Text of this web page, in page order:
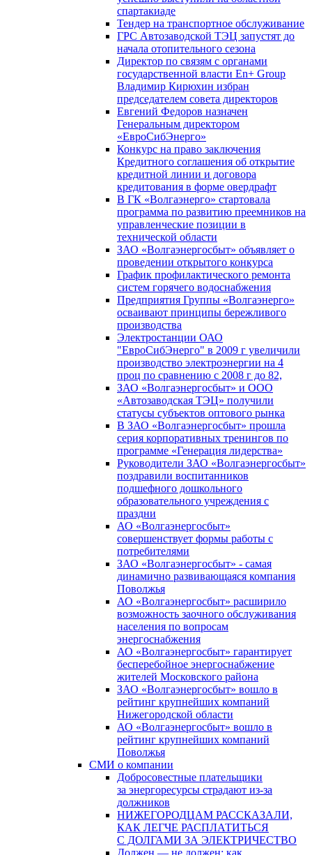
спартакиаде
Тендер на транспортное обслуживание
ГРС Автозаводской ТЭЦ запустят до
начала отопительного сезона
Директор по связям с органами
государственной власти En+ Group
Владимир Кирюхин избран
председателем совета директоров
Евгений Федоров назначен
Генеральным директором
«ЕвроСибЭнерго»
Конкурс на право заключения
Кредитного соглашения об открытие
кредитной линии и договора
кредитования в форме овердрафт
В ГК «Волгаэнерго» стартовала
программа по развитию преемников на
управленческие позиции в
технической области
ЗАО «Волгаэнергосбыт» объявляет о
проведении открытого конкурса
График профилактического ремонта
систем горячего водоснабжения
Предприятия Группы «Волгаэнерго»
осваивают принципы бережливого
производства
Электростанции ОАО
"ЕвроСибЭнерго" в 2009 г увеличили
производство электроэнергии на 4
проц по сравнению с 2008 г до 82,
ЗАО «Волгаэнергосбыт» и ООО
«Автозаводская ТЭЦ» получили
статусы субъектов оптового рынка
В ЗАО «Волгаэнергосбыт» прошла
серия корпоративных тренингов по
программе «Генерация лидерства»
Руководители ЗАО «Волгаэнергосбыт»
поздравили воспитанников
подшефного дошкольного
образовательного учреждения с
праздни
АО «Волгаэнергосбыт»
совершенствует формы работы с
потребителями
ЗАО «Волгаэнергосбыт» - самая
динамично развивающаяся компания
Поволжья
АО «Волгаэнергосбыт» расширило
возможность заочного обслуживания
населения по вопросам
энергоснабжения
АО «Волгаэнергосбыт» гарантирует
бесперебойное энергоснабжение
жителей Московского района
ЗАО «Волгаэнергосбыт» вошло в
рейтинг крупнейших компаний
Нижегородской области
АО «Волгаэнергосбыт» вошло в
рейтинг крупнейших компаний
Поволжья
СМИ о компании
Добросовестные плательщики
за энергоресурсы страдают из-за
должников
НИЖЕГОРОДЦАМ РАССКАЗАЛИ,
КАК ЛЕГЧЕ РАСПЛАТИТЬСЯ
С ДОЛГАМИ ЗА ЭЛЕКТРИЧЕСТВО